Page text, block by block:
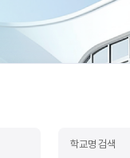
학교명 검색